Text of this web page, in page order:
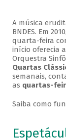
A música
BNDES. Em
quarta-feira
início oferecia
Orquestra
Quartas
semanais,
as quartas-
Saiba como